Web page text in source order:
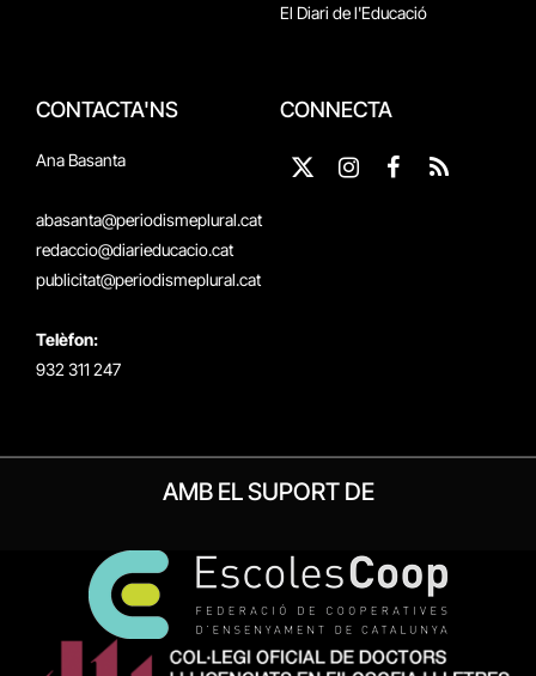
El Diari de l'Educació
CONTACTA'NS
Ana Basanta
abasanta@periodismeplural.cat
redaccio@diarieducacio.cat
publicitat@periodismeplural.cat
Telèfon:
932 311 247
CONNECTA
X
Instagram
Facebook
RSS
AMB EL SUPORT DE